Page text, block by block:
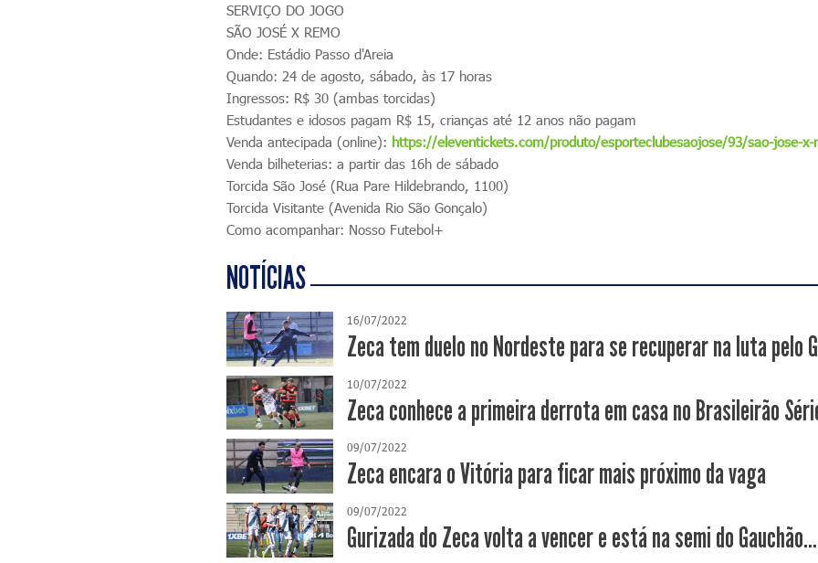
SERVIÇO DO JOGO
SÃO JOSÉ X REMO
Onde: Estádio Passo d'Areia
Quando: 24 de agosto, sábado, às 17 horas
Ingressos: R$ 30 (ambas torcidas)
Estudantes e idosos pagam R$ 15, crianças até 12 anos não pagam
Venda antecipada (online): https://eleventickets.com/produto/esporteclubesaojose/93/sao-jose-x-
Venda bilheterias: a partir das 16h de sábado
Torcida São José (Rua Pare Hildebrando, 1100)
Torcida Visitante (Avenida Rio São Gonçalo)
Como acompanhar: Nosso Futebol+
NOTÍCIAS
16/07/2022
Zeca tem duelo no Nordeste para se recuperar na luta pelo
10/07/2022
Zeca conhece a primeira derrota em casa no Brasileirão
09/07/2022
Zeca encara o Vitória para ficar mais próximo da vaga
09/07/2022
Gurizada do Zeca volta a vencer e está na semi do Gauchão...